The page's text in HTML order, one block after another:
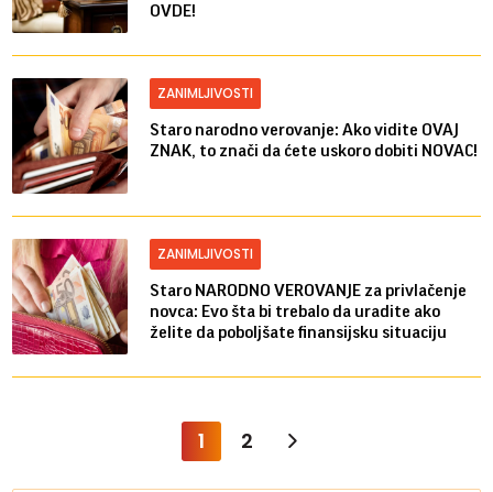
OVDE!
ZANIMLJIVOSTI
Staro narodno verovanje: Ako vidite OVAJ
ZNAK, to znači da ćete uskoro dobiti NOVAC!
ZANIMLJIVOSTI
Staro NARODNO VEROVANJE za privlačenje
novca: Evo šta bi trebalo da uradite ako
želite da poboljšate finansijsku situaciju
1 2